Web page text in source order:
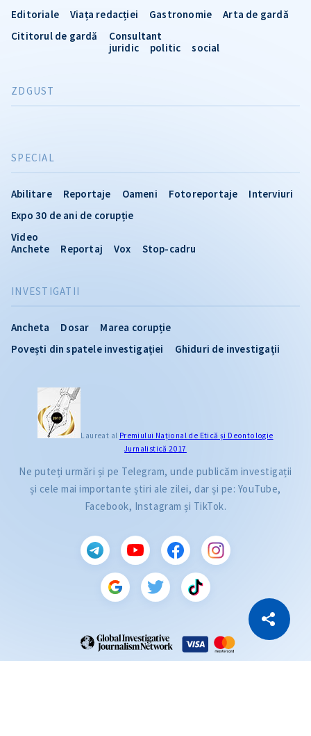
Copiază Link
INVESTIGATII
Ancheta Dosar
Marea corupție
Povești din spatele investigației
Ghiduri de investigații
SPECIAL
Abilitare Reportaje Oameni Fotoreportaje
Interviuri
Expo 30 de ani de corupție
Video
Anchete
Reportaj Vox Stop-cadru
Editoriale
Viața redacției Gastronomie
Arta de gardă
Cititorul de gardă
Consultant
juridic
politic social
ZDGUST
Laureat al Premiului Naţional de Etică și Deontologie
Jurnalistică 2017
Ne puteți urmări și pe Telegram, unde publicăm investigații
și cele mai importante știri ale zilei, dar și pe: YouTube,
Facebook, Instagram și TikTok.